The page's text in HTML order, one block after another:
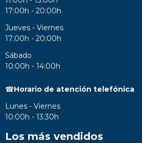
17:00h - 20:00h
Jueves - Viernes
17:00h - 20:00h
Sábado
10:00h - 14:00h
☎Horario de atención telefónica
Lunes - Viernes
10:00h - 13:30h
Los más vendidos